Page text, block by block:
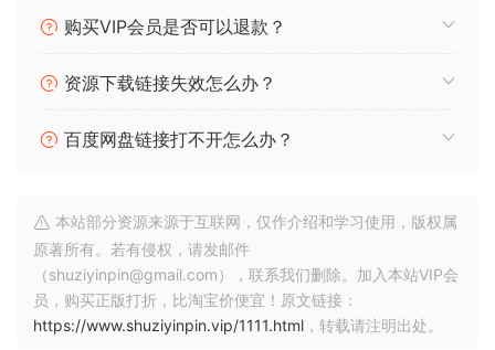
现在，该插件共提供 6 个音轨，性能得到改善，CPU 占用率降
Instacomposer 2 的每个新起点都会产生独一无二的结果，确
音乐创意。通过模仿人类的创造力，它能构建听起来正确的节
奏和旋律结构，选择符合给定音阶和上下文的音符，并创建与
基本和弦相辅相成的连贯乐句。Instacomposer 2 了解我们大
脑对音乐模式识别的亲和力。人工智能使用不同的形状和格式
来构建迷人的节拍和小节组合，增加节奏和旋律的连贯性，这
购买VIP会员是否可以退款？
资源下载链接失效怎么办？
百度网盘链接打不开怎么办？
本站部分资源来源于互联网，仅作介绍和学习使用，版权属
原著所有。若有侵权，请发邮件
（shuziyinpin@gmail.com），联系我们删除。加入本站VIP会
员，购买正版打折，比淘宝价便宜！原文链接：
https://www.shuziyinpin.vip/1111.html ，转载请注明出处。